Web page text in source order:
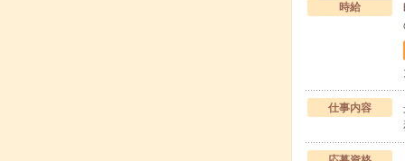
時給
仕事内容